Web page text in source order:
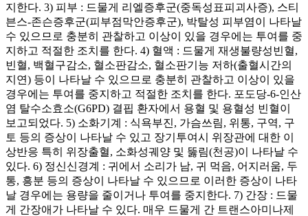
지한다. 3) 피부 : 드물게 리엘증후군(중독성표피괴사증), 스티
븐스-존슨증후군(피부점막안증후군), 박탈성 피부염이 나타날
수 있으므로 충분히 관찰하고 이상이 있을 경우에는 투여를 중
지하고 적절한 조치를 한다. 4) 혈액 : 드물게 재생불량성빈혈,
빈혈, 백혈구감소, 혈소판감소, 혈소판기능 저하(출혈시간의
지연) 등이 나타날 수 있으므로 충분히 관찰하고 이상이 있을
경우에는 투여를 중지하고 적절한 조치를 한다. 포도당-6-인산
염 탈수소효소(G6PD) 결핍 환자에서 용혈 및 용혈성 빈혈이
보고되었다. 5) 소화기계 : 식욕부진, 가슴쓰림, 위통, 구역, 구
토 등의 증상이 나타날 수 있고 장기투여시 위장관에 대한 이
상반응 특히 위장출혈, 소화성궤양 및 뚫림(천공)이 나타날 수
있다. 6) 정신신경계 : 귀에서 소리가 남, 귀 먹음, 어지러움, 두
통, 흥분 등의 증상이 나타날 수 있으므로 이러한 증상이 나타
날 경우에는 용량을 줄이거나 투여를 중지한다. 7) 간장 : 드물
게 간장애가 나타날 수 있다. 매우 드물게 간 트랜스아미나제